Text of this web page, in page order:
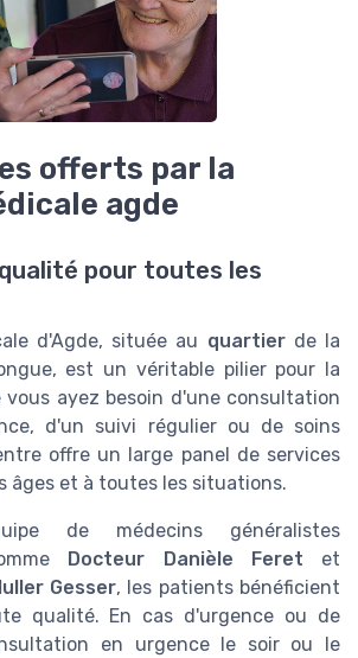
offerts par la
agde
pour toutes les
d'Agde, située au quartierde la
est un véritable pilier pour la
vous ayez besoin d'une consultation
d'un suivi régulier ou de soins
offre un large panel de services
âges et à toutes les situations.
de médecins généralistes
Docteur Danièle Feret et
Gesser, les patients bénéficient
qualité. En cas d'urgence ou de
en urgence le soir ou le